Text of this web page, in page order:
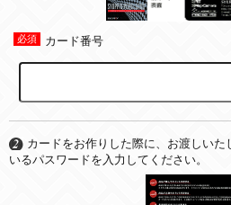
カード番号
カードをお作りした際に、お渡しい
いるパスワードを入力してください。